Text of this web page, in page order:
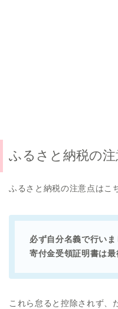
ふるさと納税の注
ふるさと納税の注意点はこ
必ず自分名義で行いま
寄付金受領証明書は最
これら怠ると控除されず、